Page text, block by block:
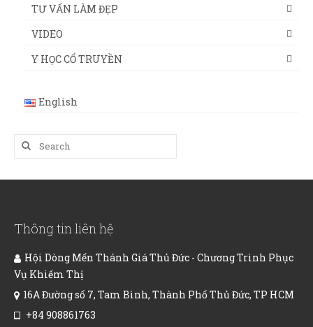
TƯ VẤN LÀM ĐẸP
VIDEO
Y HỌC CỔ TRUYỀN
English
Search
for:
Thông tin liên hệ
Hội Dòng Mến Thánh Giá Thủ Đức - Chương Trình Phục
Vụ Khiếm Thị
16A Đường số 7, Tam Bình, Thành Phố Thủ Đức, TP HCM
+84 908861763